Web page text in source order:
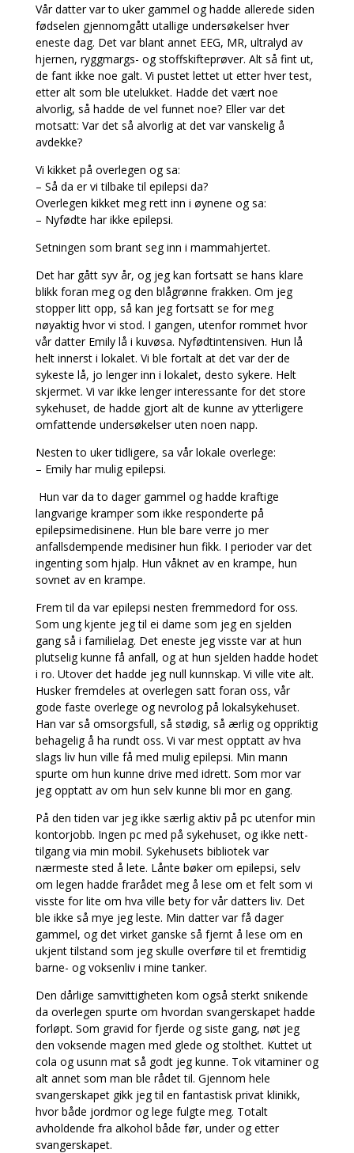
Vår datter var to uker gammel og hadde allerede siden
fødselen gjennomgått utallige undersøkelser hver
eneste dag. Det var blant annet EEG, MR, ultralyd av
hjernen, ryggmargs- og stoffskifteprøver. Alt så fint ut,
de fant ikke noe galt. Vi pustet lettet ut etter hver test,
etter alt som ble utelukket. Hadde det vært noe
alvorlig, så hadde de vel funnet noe? Eller var det
motsatt: Var det så alvorlig at det var vanskelig å
avdekke?
Vi kikket på overlegen og sa:
– Så da er vi tilbake til epilepsi da?
Overlegen kikket meg rett inn i øynene og sa:
– Nyfødte har ikke epilepsi.
Setningen som brant seg inn i mammahjertet.
Det har gått syv år, og jeg kan fortsatt se hans klare
blikk foran meg og den blågrønne frakken. Om jeg
stopper litt opp, så kan jeg fortsatt se for meg
nøyaktig hvor vi stod. I gangen, utenfor rommet hvor
vår datter Emily lå i kuvøsa. Nyfødtintensiven. Hun lå
helt innerst i lokalet. Vi ble fortalt at det var der de
sykeste lå, jo lenger inn i lokalet, desto sykere. Helt
skjermet. Vi var ikke lenger interessante for det store
sykehuset, de hadde gjort alt de kunne av ytterligere
omfattende undersøkelser uten noen napp.
Nesten to uker tidligere, sa vår lokale overlege:
– Emily har mulig epilepsi.
Hun var da to dager gammel og hadde kraftige
langvarige kramper som ikke responderte på
epilepsimedisinene. Hun ble bare verre jo mer
anfallsdempende medisiner hun fikk. I perioder var det
ingenting som hjalp. Hun våknet av en krampe, hun
sovnet av en krampe.
Frem til da var epilepsi nesten fremmedord for oss.
Som ung kjente jeg til ei dame som jeg en sjelden
gang så i familielag. Det eneste jeg visste var at hun
plutselig kunne få anfall, og at hun sjelden hadde hodet
i ro. Utover det hadde jeg null kunnskap. Vi ville vite alt.
Husker fremdeles at overlegen satt foran oss, vår
gode faste overlege og nevrolog på lokalsykehuset.
Han var så omsorgsfull, så stødig, så ærlig og oppriktig
behagelig å ha rundt oss. Vi var mest opptatt av hva
slags liv hun ville få med mulig epilepsi. Min mann
spurte om hun kunne drive med idrett. Som mor var
jeg opptatt av om hun selv kunne bli mor en gang.
På den tiden var jeg ikke særlig aktiv på pc utenfor min
kontorjobb. Ingen pc med på sykehuset, og ikke nett-
tilgang via min mobil. Sykehusets bibliotek var
nærmeste sted å lete. Lånte bøker om epilepsi, selv
om legen hadde frarådet meg å lese om et felt som vi
visste for lite om hva ville bety for vår datters liv. Det
ble ikke så mye jeg leste. Min datter var få dager
gammel, og det virket ganske så fjernt å lese om en
ukjent tilstand som jeg skulle overføre til et fremtidig
barne- og voksenliv i mine tanker.
Den dårlige samvittigheten kom også sterkt snikende
da overlegen spurte om hvordan svangerskapet hadde
forløpt. Som gravid for fjerde og siste gang, nøt jeg
den voksende magen med glede og stolthet. Kuttet ut
cola og usunn mat så godt jeg kunne. Tok vitaminer og
alt annet som man ble rådet til. Gjennom hele
svangerskapet gikk jeg til en fantastisk privat klinikk,
hvor både jordmor og lege fulgte meg. Totalt
avholdende fra alkohol både før, under og etter
svangerskapet.